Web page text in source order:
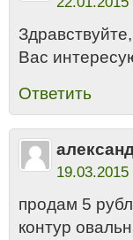
Вас
Ответить
продам 5
контур